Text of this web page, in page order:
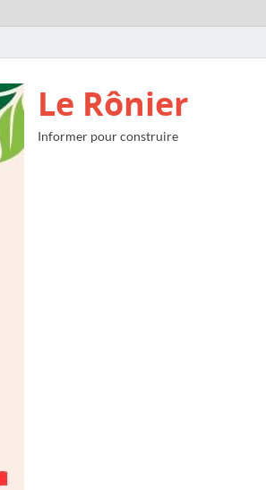
Le Rônier
Informer pour construire